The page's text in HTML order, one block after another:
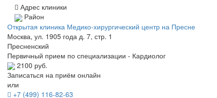
Адрес клиники
Район
Открытая клиника Медико-хирургический центр на Пресне
Москва, ул. 1905 года д. 7, стр. 1
Пресненский
Первичный прием по специализации - Кардиолог
2100 руб.
Записаться на приём онлайн
или
+7 (499) 116-82-63